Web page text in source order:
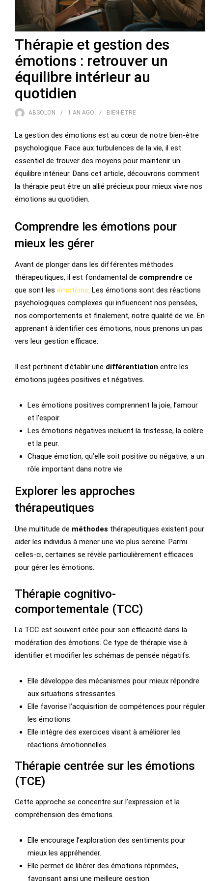
Thérapie et gestion des
émotions : retrouver un
équilibre intérieur au
quotidien
ABSOLON 1 AN AGO BIEN-ÊTRE
La gestion des émotions est au cœur de notre bien-être
psychologique. Face aux turbulences de la vie, il est
essentiel de trouver des moyens pour maintenir un
équilibre intérieur. Dans cet article, découvrons comment
la thérapie peut être un allié précieux pour mieux vivre nos
émotions au quotidien.
Comprendre les émotions pour
mieux les gérer
Avant de plonger dans les différentes méthodes
thérapeutiques, il est fondamental de comprendre ce
que sont les émotions. Les émotions sont des réactions
psychologiques complexes qui influencent nos pensées,
nos comportements et finalement, notre qualité de vie. En
apprenant à identifier ces émotions, nous prenons un pas
vers leur gestion efficace.
Il est pertinent d’établir une différentiation entre les
émotions jugées positives et négatives.
Les émotions positives comprennent la joie, l’amour
et l’espoir.
Les émotions négatives incluent la tristesse, la colère
et la peur.
Chaque émotion, qu’elle soit positive ou négative, a un
rôle important dans notre vie.
Explorer les approches
thérapeutiques
Une multitude de méthodes thérapeutiques existent pour
aider les individus à mener une vie plus sereine. Parmi
celles-ci, certaines se révèle particulièrement efficaces
pour gérer les émotions.
Thérapie cognitivo-
comportementale (TCC)
La TCC est souvent citée pour son efficacité dans la
modération des émotions. Ce type de thérapie vise à
identifier et modifier les schémas de pensée négatifs.
Elle développe des mécanismes pour mieux répondre
aux situations stressantes.
Elle favorise l’acquisition de compétences pour réguler
les émotions.
Elle intègre des exercices visant à améliorer les
réactions émotionnelles.
Thérapie centrée sur les émotions
(TCE)
Cette approche se concentre sur l’expression et la
compréhension des émotions.
Elle encourage l’exploration des sentiments pour
mieux les appréhender.
Elle permet de libérer des émotions réprimées,
favorisant ainsi une meilleure gestion.